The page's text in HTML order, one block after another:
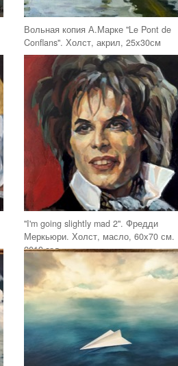
Вольная копия А.Марке "Le Pont de
Conflans". Холст, акрил, 25х30см
"I'm going slightly mad 2". Фредди
Меркьюри. Холст, масло, 60х70 см.
2019 год